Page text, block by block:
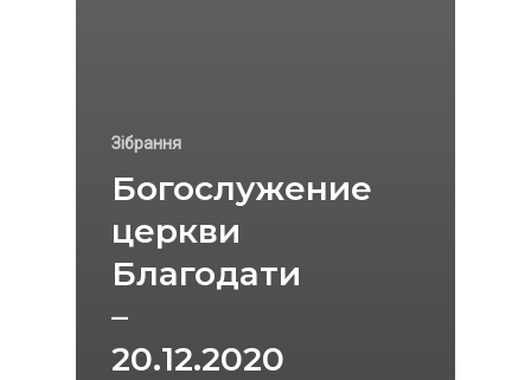
Зібрання
Богослужение
церкви
Благодати
–
20.12.2020